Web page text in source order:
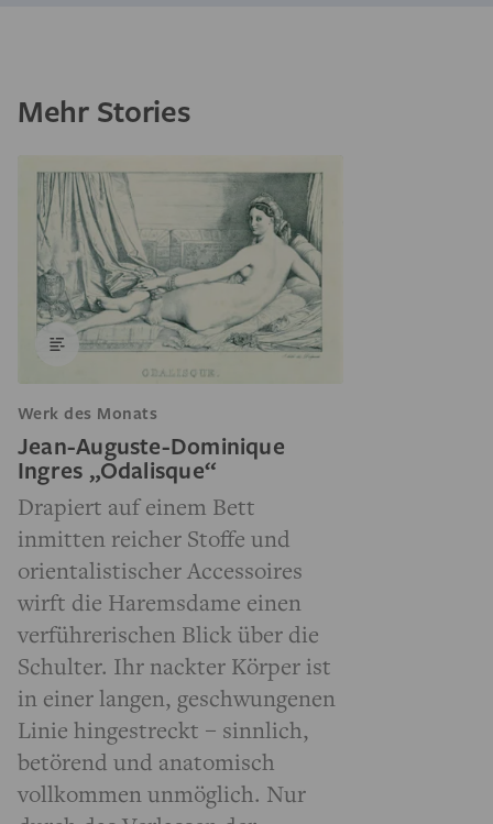
Mehr Stories
Werk des Monats
Jean-Auguste-Dominique
Ingres „Odalisque“
Drapiert auf einem Bett
inmitten reicher Stoffe und
orientalistischer Accessoires
wirft die Haremsdame einen
verführerischen Blick über die
Schulter. Ihr nackter Körper ist
in einer langen, geschwungenen
Linie hingestreckt – sinnlich,
betörend und anatomisch
vollkommen unmöglich. Nur